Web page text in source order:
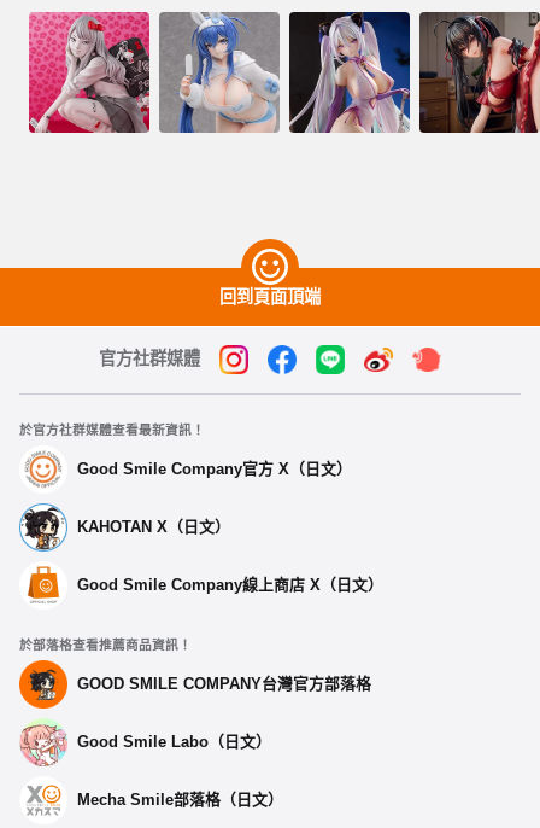
回到頁面頂端
官方社群媒體
於官方社群媒體查看最新資訊！
Good Smile Company官方 X（日文）
KAHOTAN X（日文）
Good Smile Company線上商店 X（日文）
於部落格查看推薦商品資訊！
GOOD SMILE COMPANY台灣官方部落格
Good Smile Labo（日文）
Mecha Smile部落格（日文）